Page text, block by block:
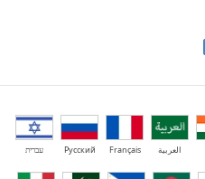
العربية Français
Русский עברית